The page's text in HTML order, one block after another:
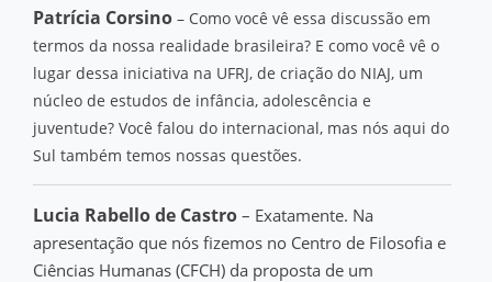
Patrícia Corsino – Como você vê essa discussão em
termos da nossa realidade brasileira? E como você vê o
lugar dessa iniciativa na UFRJ, de criação do NIAJ, um
núcleo de estudos de infância, adolescência e
juventude? Você falou do internacional, mas nós aqui do
Sul também temos nossas questões.
Lucia Rabello de Castro – Exatamente. Na
apresentação que nós fizemos no Centro de Filosofia e
Ciências Humanas (CFCH) da proposta de um